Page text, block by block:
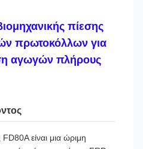
πίεσης
πρωτοκόλλων για
αγωγών πλήρους
είναι μια ώριμη